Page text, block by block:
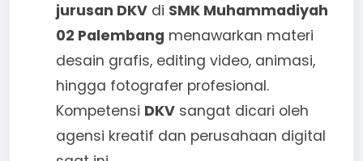
jurusan DKV di SMK Muhammadiyah
02 Palembang menawarkan materi
desain grafis, editing video, animasi,
hingga fotografer profesional.
Kompetensi DKV sangat dicari oleh
agensi kreatif dan perusahaan digital